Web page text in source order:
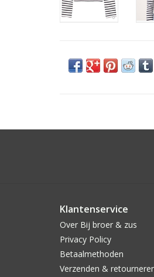
Klantenservice
Over Bij broer & zus
Privacy Policy
Betaalmethoden
Verzenden &